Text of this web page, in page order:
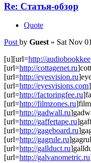
Re: Статья-обзор
Quote
Post by Guest » Sat Nov
[u][url=http://
[url=http://cottagenet.ru
[url=http://eyesvision.ru
[url=http://eyesvisions.com
[url=http://factoringfee.ru
[url=http://filmzones.ru
[url=http://gadwall.ru
[url=http://gaffertape.ru
[url=http://gageboard.ru
[url=http://gagrule.ru
[url=http://gallduct.ru
[url=http://galvanometric.ru